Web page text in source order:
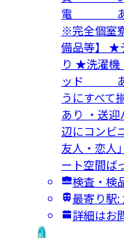
電 あり ※
※完全個室
備品等
り ★洗
ッド あ
うにすべて
あり ・送
辺にコンビ
友人・恋人
ート空間ば
検査・検
最寄り駅:
詳細はお